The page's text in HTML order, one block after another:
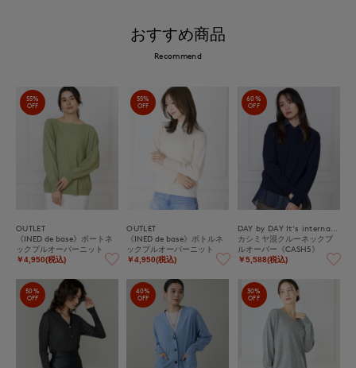
おすすめ商品
Recommend
55%
OFF
OUTLET
《INED de base》ボートネ
ックプルオーバーニット
￥4,950(税込)
55%
OFF
OUTLET
《INED de base》ボトルネ
ックプルオーバーニット
￥4,950(税込)
60%
OFF
カシミヤ混クルーネックプ
ルオーバー《CASH5》
￥5,588(税込)
50%
OFF
40%
OFF
30%
OFF